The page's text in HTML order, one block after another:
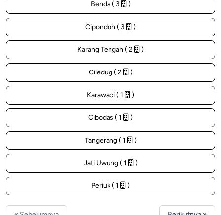
Benda ( 3 )
Cipondoh ( 3 )
Karang Tengah ( 2 )
Ciledug ( 2 )
Karawaci ( 1 )
Cibodas ( 1 )
Tangerang ( 1 )
Jati Uwung ( 1 )
Periuk ( 1 )